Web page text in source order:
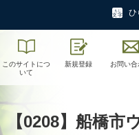
ひ
このサイトにつ
いて
新規登録 お問い
【0208】船橋市